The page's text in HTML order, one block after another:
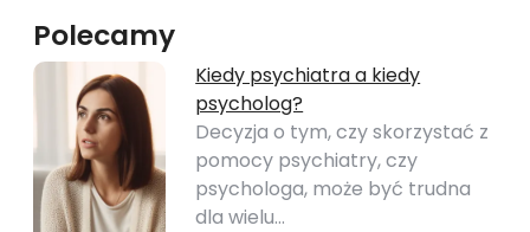
Polecamy
Kiedy psychiatra a kiedy
psycholog?
Decyzja o tym, czy skorzystać z
pomocy psychiatry, czy
psychologa, może być trudna
dla wielu…